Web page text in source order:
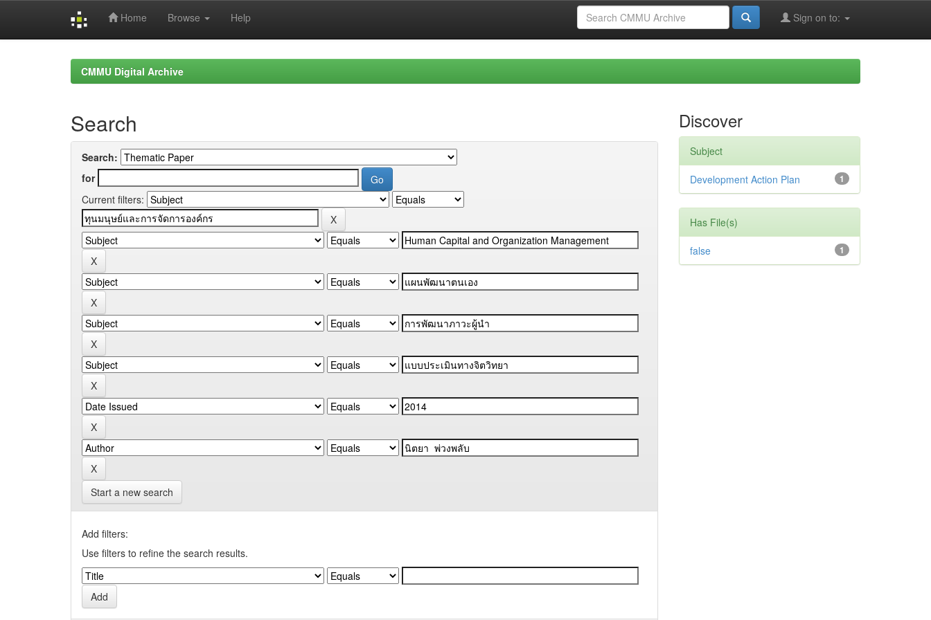
Home Browse Help Sign on to:
CMMU Digital Archive
Search
Search:
for
Current filters:
Start a new search
Add filters:
Use filters to refine the search results.
Discover
Subject
1
Development Action Plan
Has File(s)
1
false